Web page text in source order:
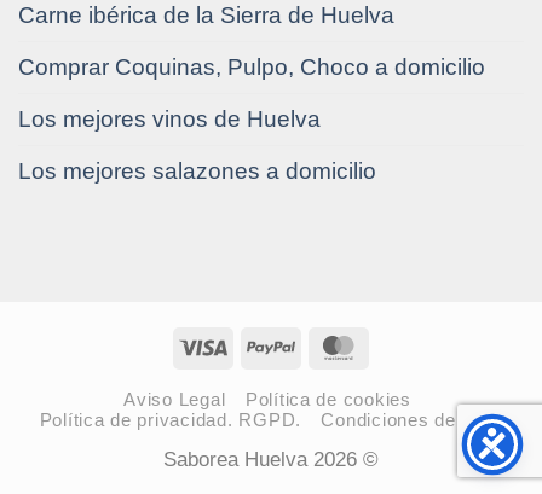
Carne ibérica de la Sierra de Huelva
Comprar Coquinas, Pulpo, Choco a domicilio
Los mejores vinos de Huelva
Los mejores salazones a domicilio
Visa PayPal
Aviso Legal
Política de cookies
Política de privacidad. RGPD.
Condiciones de venta
Saborea Huelva 2026 ©